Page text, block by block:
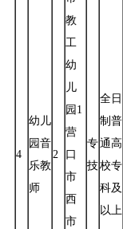
4
幼儿
园音
乐教
师
2
教
工
幼
儿
园1
营
口
市
西
市
专
技
全日
制普
通高
校专
科及
以上